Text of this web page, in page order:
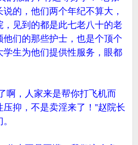
的，他们两个年纪不算大，
见到的都是此七老八十的老
们的那些护士，也是个顶个
生为他们提供性服务，眼都
，人家来是帮你打飞机而
抑，不是卖淫来了！”赵院长